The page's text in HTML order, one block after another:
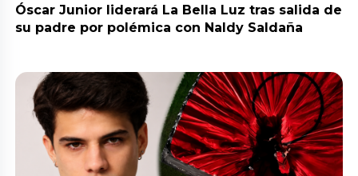
Óscar Junior liderará La Bella Luz tras salida de
su padre por polémica con Naldy Saldaña